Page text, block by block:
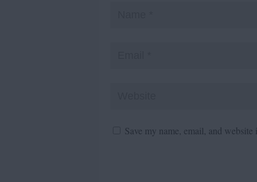
Save my name, email, and